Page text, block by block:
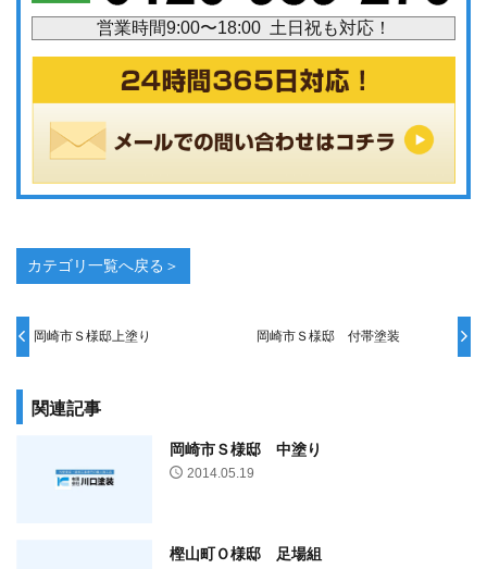
営業時間9:00〜18:00 土日祝も対応！
カテゴリ一覧へ戻る＞
岡崎市Ｓ様邸上塗り 岡崎市Ｓ様邸 付帯塗装
関連記事
岡崎市Ｓ様邸 中塗り
2014.05.19
樫山町Ｏ様邸 足場組